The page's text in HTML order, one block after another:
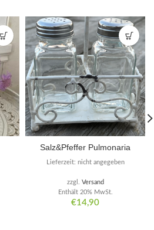
Salz&Pfeffer Pulmonaria
€14,90
Enthält 20% MwSt.
zzgl. Versand
Lieferzeit: nicht angegeben